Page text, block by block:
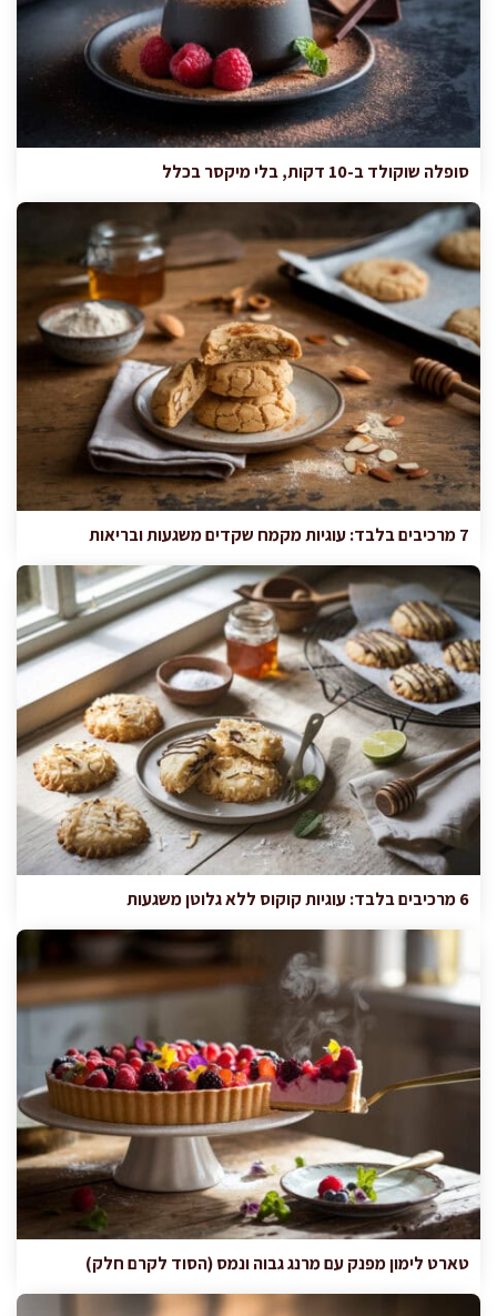
סופלה שוקולד ב-10 דקות, בלי מיקסר בכלל
7 מרכיבים בלבד: עוגיות מקמח שקדים משגעות ובריאות
6 מרכיבים בלבד: עוגיות קוקוס ללא גלוטן משגעות
טארט לימון מפנק עם מרנג גבוה ונמס (הסוד לקרם חלק)